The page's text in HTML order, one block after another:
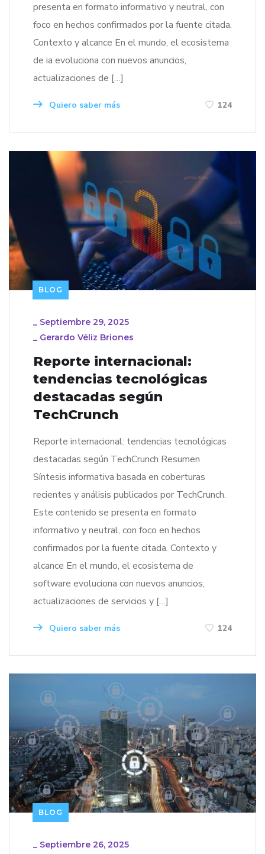
presenta en formato informativo y neutral, con
foco en hechos confirmados por la fuente citada.
Contexto y alcance En el mundo, el ecosistema
de ia evoluciona con nuevos anuncios,
actualizaciones de […]
Quiero saber más 124
BLOG
_ Septiembre 29, 2025
_ Gerardo Véliz Briones
Reporte internacional:
tendencias tecnológicas
destacadas según
TechCrunch
Reporte internacional: tendencias tecnológicas
destacadas según TechCrunch Resumen
Síntesis informativa basada en coberturas
recientes y análisis publicados por TechCrunch.
Este contenido se presenta en formato
informativo y neutral, con foco en hechos
confirmados por la fuente citada. Contexto y
alcance En el mundo, el ecosistema de
software evoluciona con nuevos anuncios,
actualizaciones de servicios y […]
Quiero saber más 124
BLOG
_ Septiembre 26, 2025